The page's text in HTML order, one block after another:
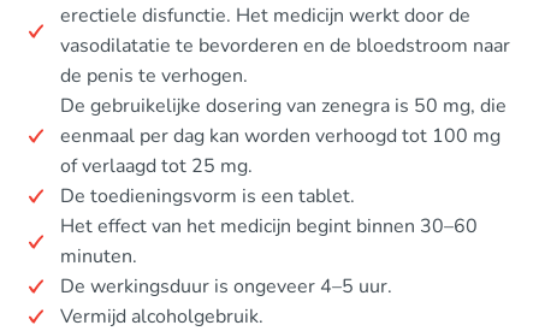
erectiele disfunctie. Het medicijn werkt door de
vasodilatatie te bevorderen en de bloedstroom naar
de penis te verhogen.
De gebruikelijke dosering van zenegra is 50 mg, die
eenmaal per dag kan worden verhoogd tot 100 mg
of verlaagd tot 25 mg.
De toedieningsvorm is een tablet.
Het effect van het medicijn begint binnen 30–60
minuten.
De werkingsduur is ongeveer 4–5 uur.
Vermijd alcoholgebruik.